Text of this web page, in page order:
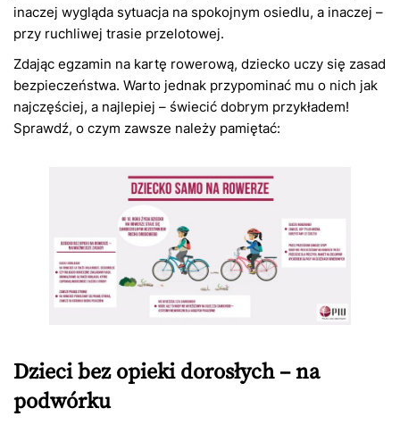
inaczej wygląda sytuacja na spokojnym osiedlu, a inaczej –
przy ruchliwej trasie przelotowej.
Zdając egzamin na kartę rowerową, dziecko uczy się zasad
bezpieczeństwa. Warto jednak przypominać mu o nich jak
najczęściej, a najlepiej – świecić dobrym przykładem!
Sprawdź, o czym zawsze należy pamiętać:
Dzieci bez opieki dorosłych – na
podwórku